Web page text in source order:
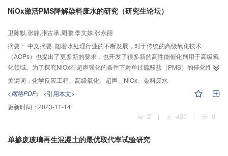
试验，对试验结果中河道主槽深泓点高程及断面沖淤量数据进行了统计和分
型采砂坑更能促进河床下切；采砂坑上下游河床下切变化不同，随着采砂坑深
长比的增大，上游河床下切深度减小，而下游下切深度呈现先减小后增大的趋
势；采沙坑会改变河道局部坡度，采砂坑上游河道局部坡度增大，下游河道局
部坡度减小。本次试验研究了不同纵剖面尺寸采砂坑存在时，河床演变的变化
状况，结论可对涉河工程的防护与设计及流域采砂规划提供一定的参考。
NiOx激活PMS降解染料废水的研究（研究生论坛）
卫陈默,张静,张古承,周鹏,李文姝,张永丽
摘要： 中文摘要: 随着水处理行业的不断发展，对于传统的高级氧化技术
（AOPs）也提出了更多新的要求，也开发了很多新的高性能催化剂用于高级氧
化领域。为了探究NiOx在超声强化的条件下对单过硫酸盐（PMS）的催化性
能，同时探究NiOx/PMS/US高级氧化体系对染料废水降解的优势，采用溶胶-凝
胶法制备NiOx催化剂，酸性橙7（AO7）作为降解底物。探究发现：相比于
NiOx/H2O2/US、NiOx/过硫酸盐（PDS）/US体系，NiOx/PMS/US体系具有更
高的降解效率，且催化剂的煅烧温度、[氧化剂]:[氧化底物]、催化剂投量、超声
功率都会对NiOx/PMS/US体系产生影响。结果表明：煅烧温度由200℃升至
70:1，其降解率由77%提至95%，继续提高比例则会抑制降解。催化剂投量由
关键词： 化学反应工程、高级氧化、超声、NiOx、染料废水
<网络PDF> <引用本文>
更新时间： 2023-11-14
2
| 430 | 0
单掺废玻璃再生混凝土的最优取代率试验研究